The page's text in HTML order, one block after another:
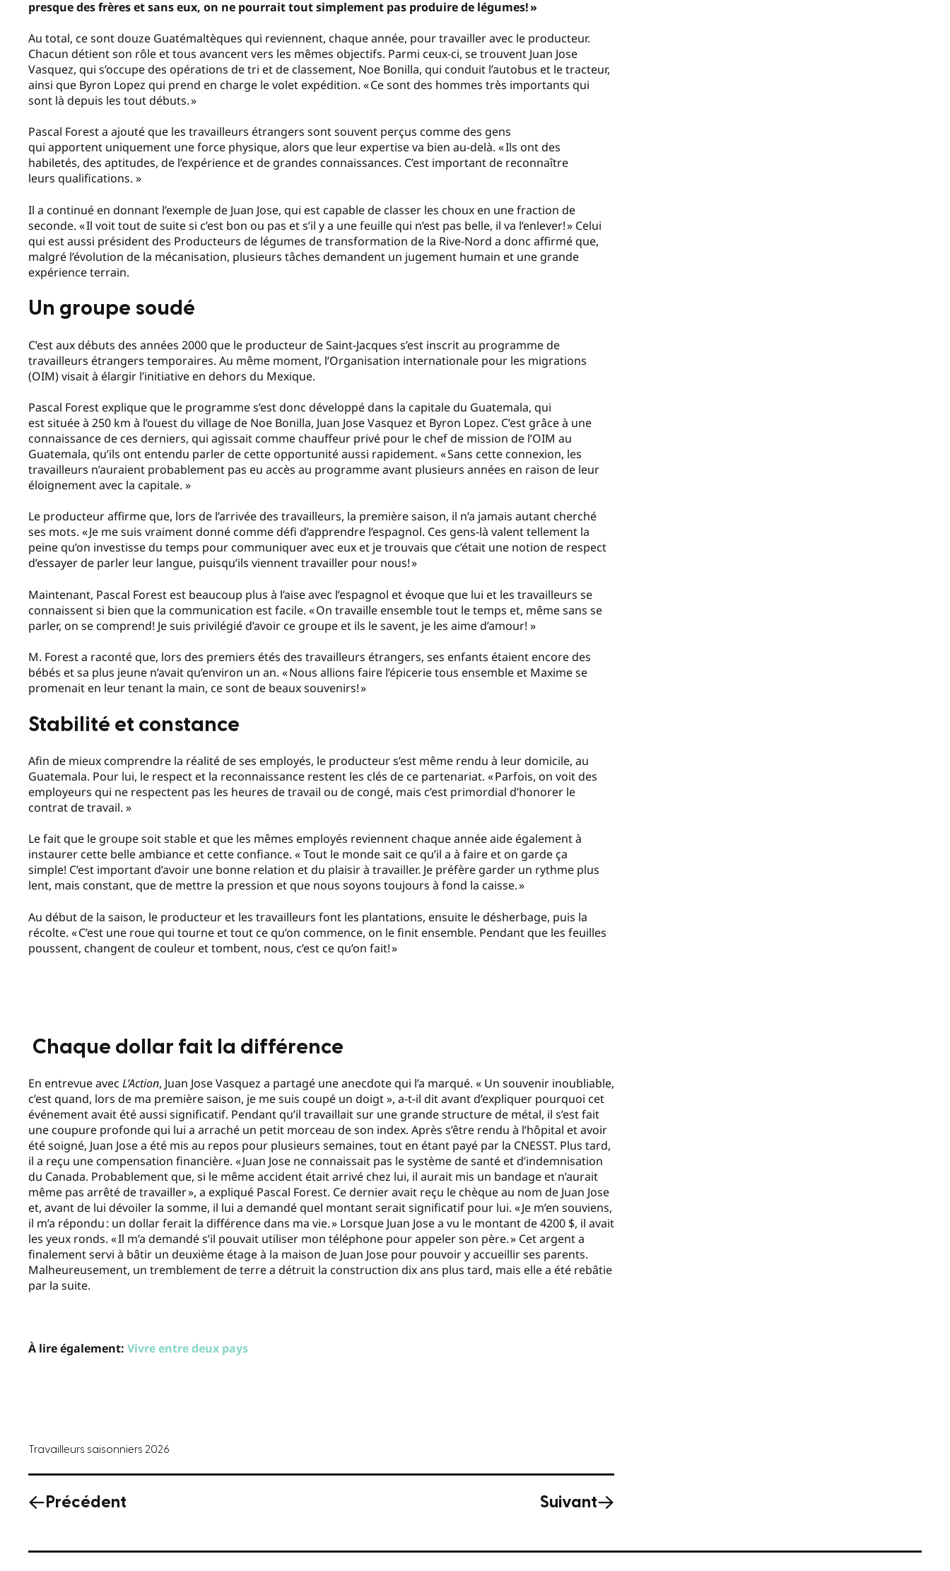
presque des frères et sans eux, on ne pourrait tout simplement pas produire de légumes! »
Au total, ce sont douze Guatémaltèques qui reviennent, chaque année, pour travailler avec le producteur.
Chacun détient son rôle et tous avancent vers les mêmes objectifs. Parmi ceux-ci, se trouvent Juan Jose
Vasquez, qui s’occupe des opérations de tri et de classement, Noe Bonilla, qui conduit l’autobus et le tracteur,
ainsi que Byron Lopez qui prend en charge le volet expédition. « Ce sont des hommes très importants qui
sont là depuis les tout débuts. »
Pascal Forest a ajouté que les travailleurs étrangers sont souvent perçus comme des gens
qui apportent uniquement une force physique, alors que leur expertise va bien au-delà. « Ils ont des
habiletés, des aptitudes, de l’expérience et de grandes connaissances. C’est important de reconnaître
leurs qualifications. »
Il a continué en donnant l’exemple de Juan Jose, qui est capable de classer les choux en une fraction de
seconde. « Il voit tout de suite si c’est bon ou pas et s’il y a une feuille qui n’est pas belle, il va l’enlever! » Celui
qui est aussi président des Producteurs de légumes de transformation de la Rive-Nord a donc affirmé que,
malgré l’évolution de la mécanisation, plusieurs tâches demandent un jugement humain et une grande
expérience terrain.
Un groupe soudé
C’est aux débuts des années 2000 que le producteur de Saint-Jacques s’est inscrit au programme de
travailleurs étrangers temporaires. Au même moment, l’Organisation internationale pour les migrations
(OIM) visait à élargir l’initiative en dehors du Mexique.
Pascal Forest explique que le programme s’est donc développé dans la capitale du Guatemala, qui
est située à 250 km à l’ouest du village de Noe Bonilla, Juan Jose Vasquez et Byron Lopez. C’est grâce à une
connaissance de ces derniers, qui agissait comme chauffeur privé pour le chef de mission de l’OIM au
Guatemala, qu’ils ont entendu parler de cette opportunité aussi rapidement. « Sans cette connexion, les
travailleurs n’auraient probablement pas eu accès au programme avant plusieurs années en raison de leur
éloignement avec la capitale. »
Le producteur affirme que, lors de l’arrivée des travailleurs, la première saison, il n’a jamais autant cherché
ses mots. « Je me suis vraiment donné comme défi d’apprendre l’espagnol. Ces gens-là valent tellement la
peine qu’on investisse du temps pour communiquer avec eux et je trouvais que c’était une notion de respect
d’essayer de parler leur langue, puisqu’ils viennent travailler pour nous! »
Maintenant, Pascal Forest est beaucoup plus à l’aise avec l’espagnol et évoque que lui et les travailleurs se
connaissent si bien que la communication est facile. « On travaille ensemble tout le temps et, même sans se
parler, on se comprend! Je suis privilégié d’avoir ce groupe et ils le savent, je les aime d’amour! »
M. Forest a raconté que, lors des premiers étés des travailleurs étrangers, ses enfants étaient encore des
bébés et sa plus jeune n’avait qu’environ un an. « Nous allions faire l’épicerie tous ensemble et Maxime se
promenait en leur tenant la main, ce sont de beaux souvenirs! »
Stabilité et constance
Afin de mieux comprendre la réalité de ses employés, le producteur s’est même rendu à leur domicile, au
Guatemala. Pour lui, le respect et la reconnaissance restent les clés de ce partenariat. « Parfois, on voit des
employeurs qui ne respectent pas les heures de travail ou de congé, mais c’est primordial d’honorer le
contrat de travail. »
Le fait que le groupe soit stable et que les mêmes employés reviennent chaque année aide également à
instaurer cette belle ambiance et cette confiance. « Tout le monde sait ce qu’il a à faire et on garde ça
simple! C’est important d’avoir une bonne relation et du plaisir à travailler. Je préfère garder un rythme plus
lent, mais constant, que de mettre la pression et que nous soyons toujours à fond la caisse. »
Au début de la saison, le producteur et les travailleurs font les plantations, ensuite le désherbage, puis la
récolte. « C’est une roue qui tourne et tout ce qu’on commence, on le finit ensemble. Pendant que les feuilles
poussent, changent de couleur et tombent, nous, c’est ce qu’on fait! »
Chaque dollar fait la différence
En entrevue avec L’Action, Juan Jose Vasquez a partagé une anecdote qui l’a marqué. « Un souvenir inoubliable,
c’est quand, lors de ma première saison, je me suis coupé un doigt », a-t-il dit avant d’expliquer pourquoi cet
événement avait été aussi significatif. Pendant qu’il travaillait sur une grande structure de métal, il s’est fait
une coupure profonde qui lui a arraché un petit morceau de son index. Après s’être rendu à l’hôpital et avoir
été soigné, Juan Jose a été mis au repos pour plusieurs semaines, tout en étant payé par la CNESST. Plus tard,
il a reçu une compensation financière. « Juan Jose ne connaissait pas le système de santé et d’indemnisation
du Canada. Probablement que, si le même accident était arrivé chez lui, il aurait mis un bandage et n’aurait
même pas arrêté de travailler », a expliqué Pascal Forest. Ce dernier avait reçu le chèque au nom de Juan Jose
et, avant de lui dévoiler la somme, il lui a demandé quel montant serait significatif pour lui. « Je m’en souviens,
il m’a répondu : un dollar ferait la différence dans ma vie. » Lorsque Juan Jose a vu le montant de 4200 $, il avait
les yeux ronds. « Il m’a demandé s’il pouvait utiliser mon téléphone pour appeler son père. » Cet argent a
finalement servi à bâtir un deuxième étage à la maison de Juan Jose pour pouvoir y accueillir ses parents.
Malheureusement, un tremblement de terre a détruit la construction dix ans plus tard, mais elle a été rebâtie
par la suite.
À lire également: Vivre entre deux pays
Travailleurs saisonniers 2026
Précédent Suivant